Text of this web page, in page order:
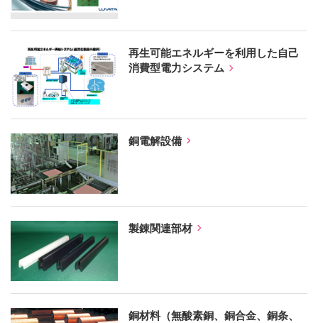
再生可能エネルギーを利用した自己
消費型電力システム
銅電解設備
製錬関連部材
銅材料（無酸素銅、銅合金、銅条、